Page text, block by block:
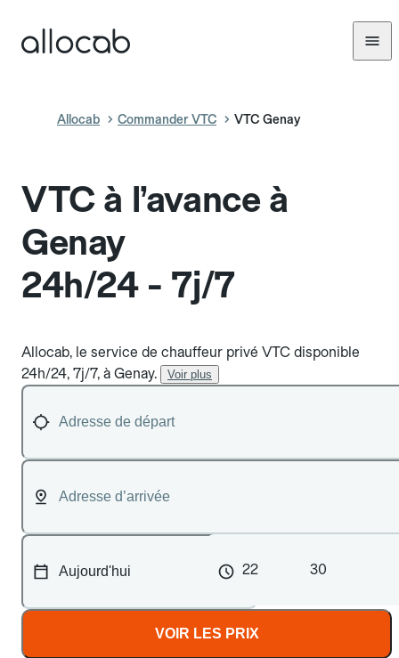
Allocab Commander VTC VTC Genay
VTC à l’avance à
Genay
24h/24 - 7j/7
Allocab, le service de chauffeur privé VTC disponible
24h/24, 7j/7, à Genay.
Voir plus
22 30
VOIR LES PRIX